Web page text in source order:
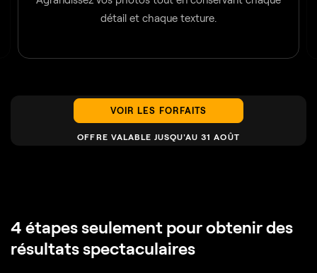
détail et chaque texture.
VOIR LES FORFAITS
OFFRE VALABLE JUSQU'AU 31 AOÛT
4 étapes seulement pour obtenir des
résultats spectaculaires